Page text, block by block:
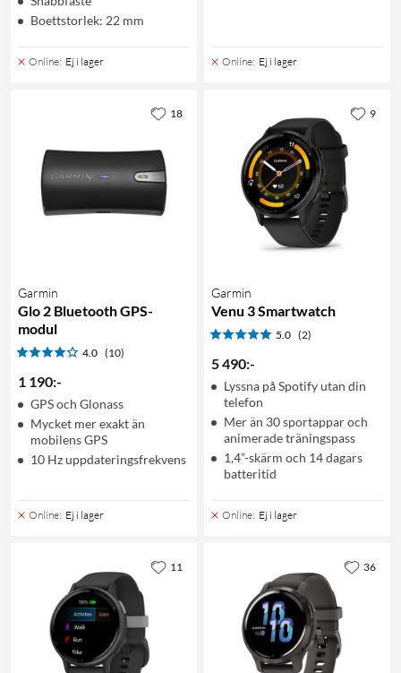
Boettstorlek: 22 mm
Online: Ej i lager Online: Ej i lager
Garmin
Glo 2 Bluetooth GPS-
modul
4.0 (10)
1 190:-
GPS och Glonass
Mycket mer exakt än
mobilens GPS
10 Hz uppdateringsfrekvens
Online: Ej i lager
18
Garmin
Venu 3 Smartwatch
5.0 (2)
5 490:-
Lyssna på Spotify utan din
telefon
Mer än 30 sportappar och
animerade träningspass
1,4”-skärm och 14 dagars
batteritid
Online: Ej i lager
9
11 36